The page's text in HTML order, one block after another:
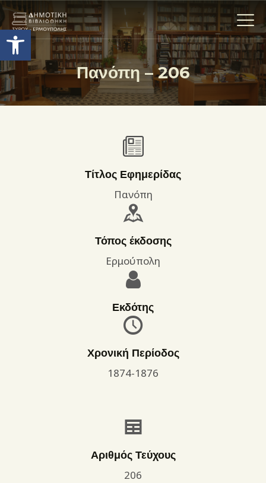
Ανοίξτε τη γραμμή εργαλείων
Πανόπη – 206
Η ΒΙΒΛΙΟΘΗΚΗ
ΟΙ ΣΥΛΛΟΓΈΣ
ΔΡΑΣΤΗΡΙΟΤΗΤΕΣ
ΕΠΙΚΟΙΝΩΝΊΑ
ΌΡΟΙ ΧΡΉΣΗΣ
Τίτλος Εφημερίδας
Πανόπη
Τόπος έκδοσης
Ερμούπολη
Εκδότης
Χρονική Περίοδος
1874-1876
Αριθμός Τεύχους
206